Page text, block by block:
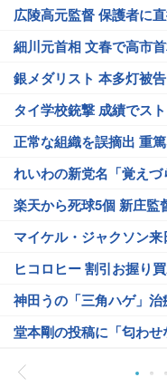
広陵高元監督 保護者に
細川元首相 文春で高市
銀メダリスト 本多灯被
タイ学校銃撃 成績でス
正常な組織を誤摘出 重
れいわの新党名「覚えづ
楽天から死球5個 新庄監
マイケル・ジャクソン来
ヒコロヒー 割引お握り
神田うの「三角ハゲ」治
堂本剛の投稿に「匂わせ